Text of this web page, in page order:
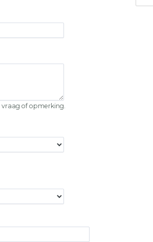
vraag of opmerking.